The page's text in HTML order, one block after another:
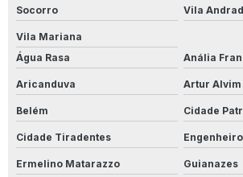
Produto Para Limpar Calçadas
Produto Para Limpar Calçadas Com Limo
Produto Para Limpar Cerâmica
Produto Para Limpar Cerâmica
Produto Para Limpar Cerâmica De Banheiro
Produto Para Limpar Cerâmica Branca
Socorro Vila
Vila Mariana
Água Rasa
Anália
Aricanduva Artur Alvim
Belém Cidade
Cidade Tiradentes
Ermelino Matarazzo Guianazes